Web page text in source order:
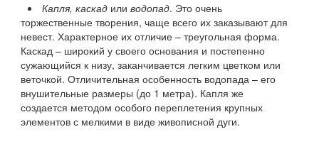
Капля, каскад или водопад. Это очень
торжественные творения, чаще всего их заказывают для
невест. Характерное их отличие – треугольная форма.
Каскад – широкий у своего основания и постепенно
сужающийся к низу, заканчивается легким цветком или
веточкой. Отличительная особенность водопада – его
внушительные размеры (до 1 метра). Капля же
создается методом особого переплетения крупных
элементов с мелкими в виде живописной дуги.